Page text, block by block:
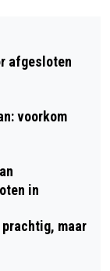
afgesloten
voorkom
in
maar